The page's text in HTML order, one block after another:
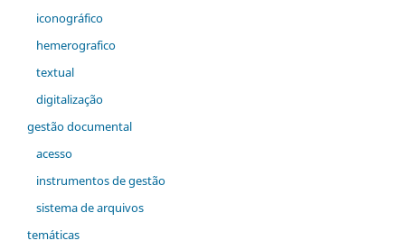
iconográfico
hemerografico
textual
digitalização
gestão documental
acesso
instrumentos de gestão
sistema de arquivos
temáticas